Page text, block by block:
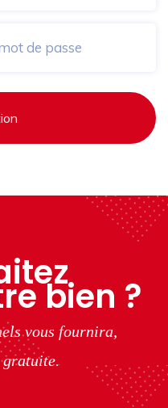
bien ?
vous fournira,
gratuite.